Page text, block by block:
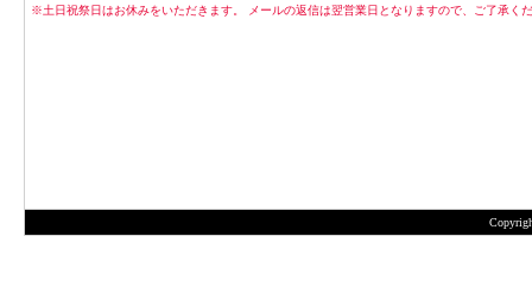
※土日祝祭日はお休みをいただきます。 メールの返信は翌営業日となりますので、ご了承く